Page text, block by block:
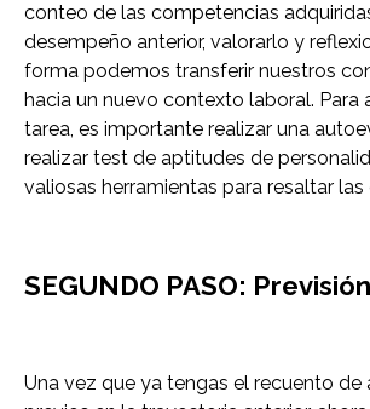
conteo de las competencias
desempeño anterior, valorarlo y
forma podemos transferir nuestros
hacia un nuevo contexto laboral. Para
tarea, es importante realizar una
realizar test de aptitudes de
valiosas herramientas para resaltar
SEGUNDO PASO: Previsión
Una vez que ya tengas el recuento de